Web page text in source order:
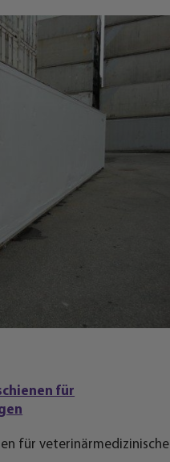
für veterinärmedizinische